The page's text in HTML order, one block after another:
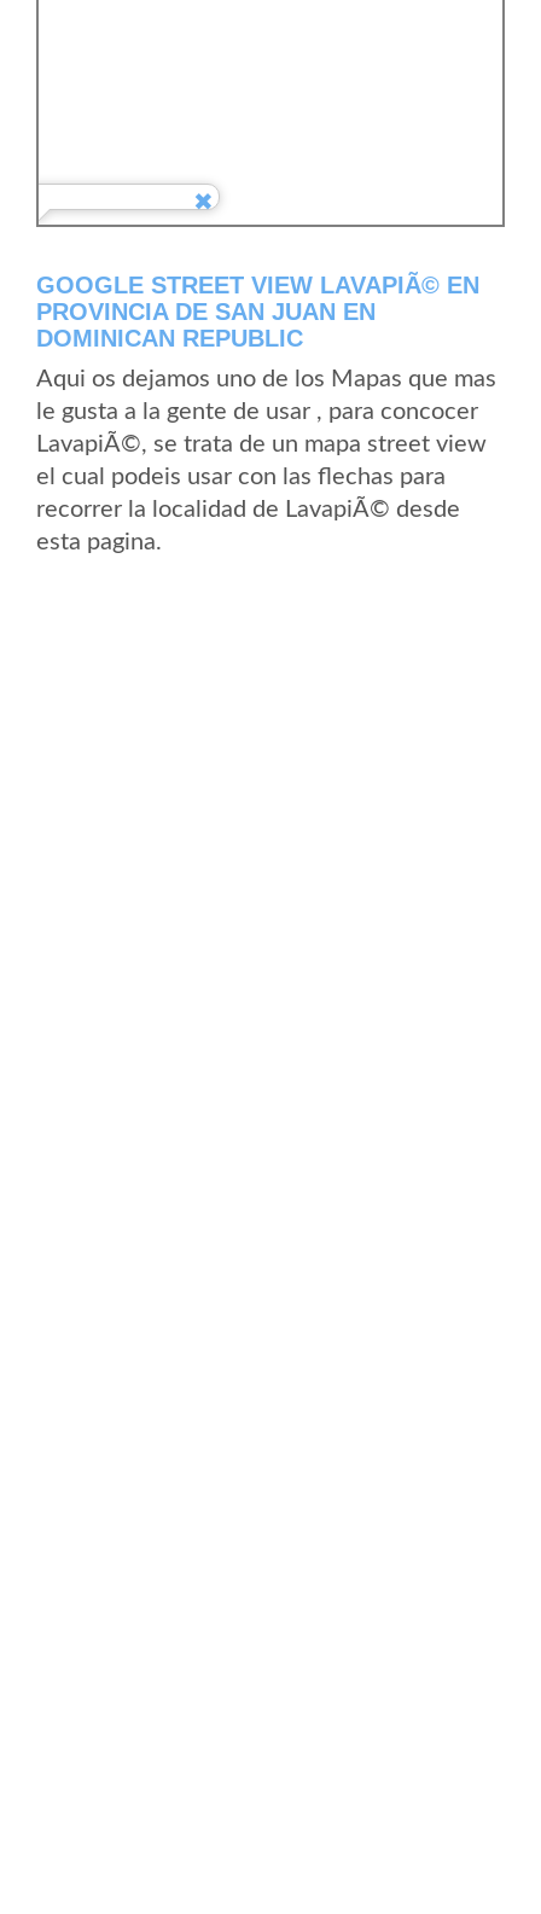
GOOGLE STREET VIEW LAVAPIÃ© EN
PROVINCIA DE SAN JUAN EN
DOMINICAN REPUBLIC
Aqui os dejamos uno de los Mapas que mas
le gusta a la gente de usar , para concocer
LavapiÃ©, se trata de un mapa street view
el cual podeis usar con las flechas para
recorrer la localidad de LavapiÃ© desde
esta pagina.